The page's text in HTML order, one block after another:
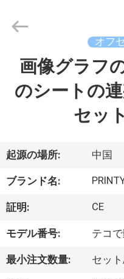
ダ
ク
ト
ビ
2015
International
Industry
Rights
オフ
画像グラフ
のシートの
セッ
起源の場所: 中国
ブランド名:
証明: CE
モデル番号: テコ
最小注文数量: セッ